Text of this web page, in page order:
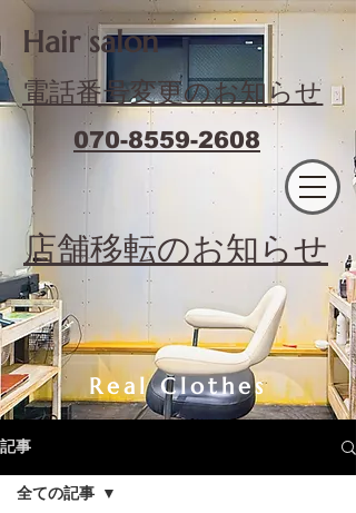
​Hair salon
電話番号変更のお知らせ
070-8559-2608
​店舗移転のお知らせ
Real Clothes
記事
全ての記事